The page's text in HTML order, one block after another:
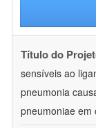
Título do
sensíveis ao
pneumonia
pneumoniae em